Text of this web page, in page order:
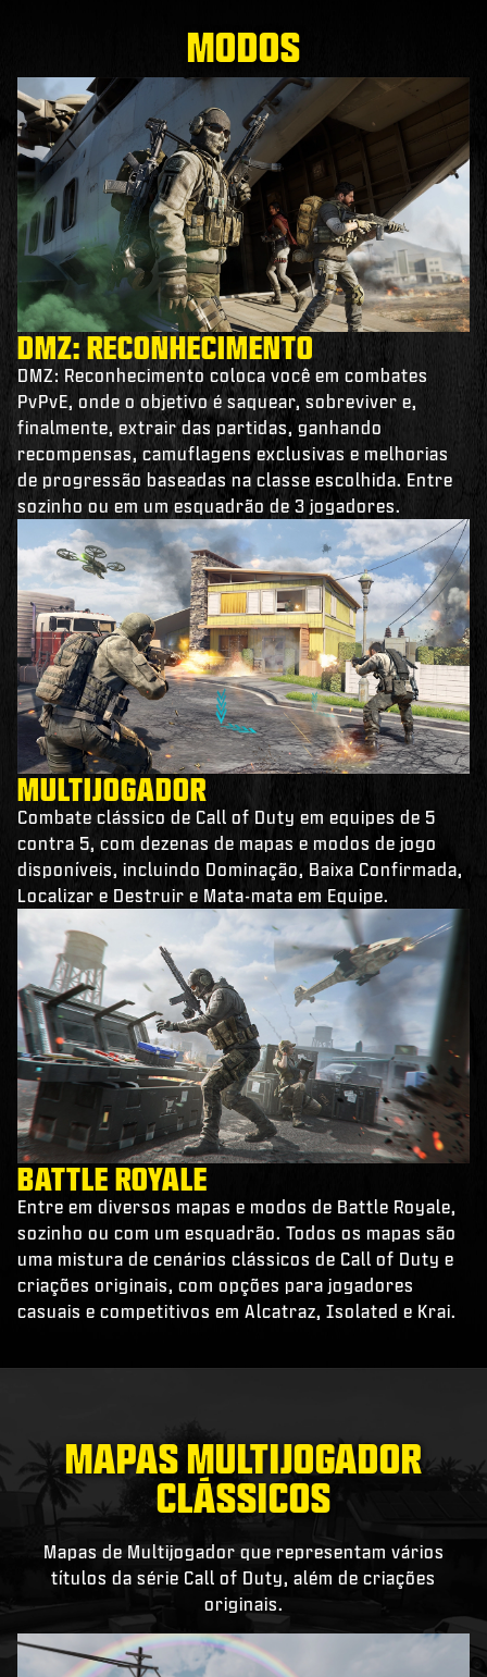
MODOS
DMZ: RECONHECIMENTO
DMZ: Reconhecimento coloca você em combates
PvPvE, onde o objetivo é saquear, sobreviver e,
finalmente, extrair das partidas, ganhando
recompensas, camuflagens exclusivas e melhorias
de progressão baseadas na classe escolhida. Entre
sozinho ou em um esquadrão de 3 jogadores.
MULTIJOGADOR
Combate clássico de Call of Duty em equipes de 5
contra 5, com dezenas de mapas e modos de jogo
disponíveis, incluindo Dominação, Baixa Confirmada,
Localizar e Destruir e Mata-mata em Equipe.
BATTLE ROYALE
Entre em diversos mapas e modos de Battle Royale,
sozinho ou com um esquadrão. Todos os mapas são
uma mistura de cenários clássicos de Call of Duty e
criações originais, com opções para jogadores
casuais e competitivos em Alcatraz, Isolated e Krai.
MAPAS MULTIJOGADOR
CLÁSSICOS
Mapas de Multijogador que representam vários
títulos da série Call of Duty, além de criações
originais.